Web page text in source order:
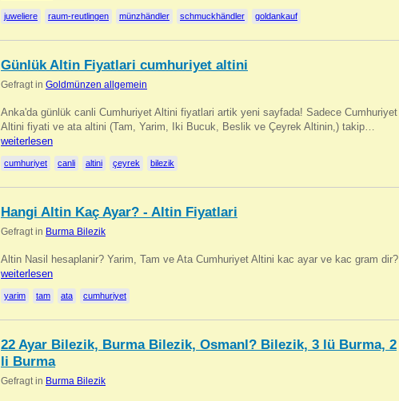
juweliere raum-reutlingen münzhändler schmuckhändler goldankauf
Günlük Altin Fiyatlari cumhuriyet altini
Gefragt in Goldmünzen allgemein
Anka'da günlük canli Cumhuriyet Altini fiyatlari artik yeni sayfada! Sadece Cumhuriyet
Altini fiyati ve ata altini (Tam, Yarim, Iki Bucuk, Beslik ve Çeyrek Altinin,) takip…
weiterlesen
cumhuriyet canli altini çeyrek bilezik
Hangi Altin Kaç Ayar? - Altin Fiyatlari
Gefragt in Burma Bilezik
Altin Nasil hesaplanir? Yarim, Tam ve Ata Cumhuriyet Altini kac ayar ve kac gram dir?
weiterlesen
yarim tam ata cumhuriyet
22 Ayar Bilezik, Burma Bilezik, Osmanl? Bilezik, 3 lü Burma, 2
li Burma
Gefragt in Burma Bilezik